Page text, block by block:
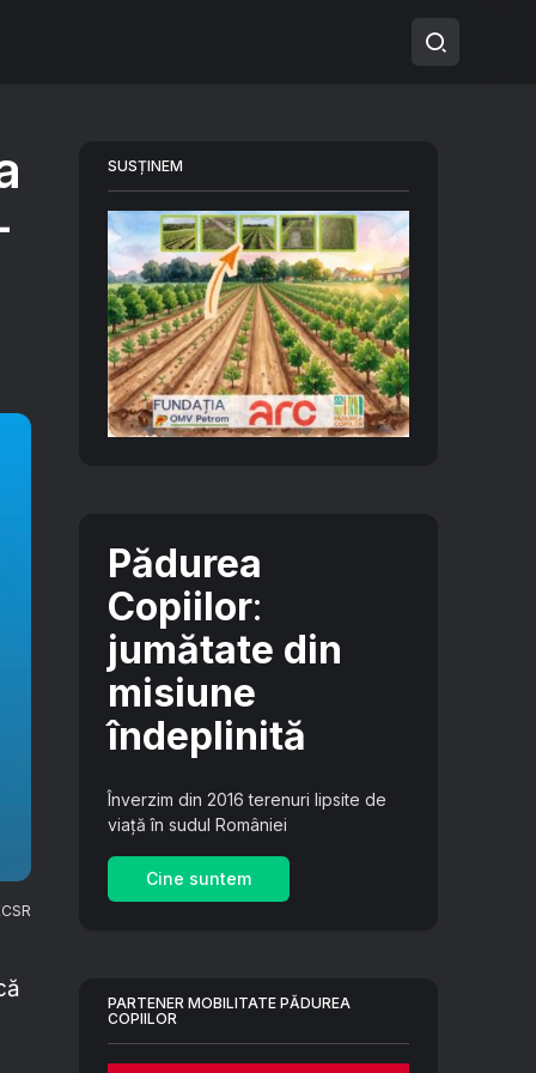
SUSȚINEM
Pădurea
Copiilor:
jumătate din
misiune
îndeplinită
Înverzim din 2016 terenuri lipsite de
viață în sudul României
Cine suntem
PARTENER MOBILITATE PĂDUREA
COPIILOR